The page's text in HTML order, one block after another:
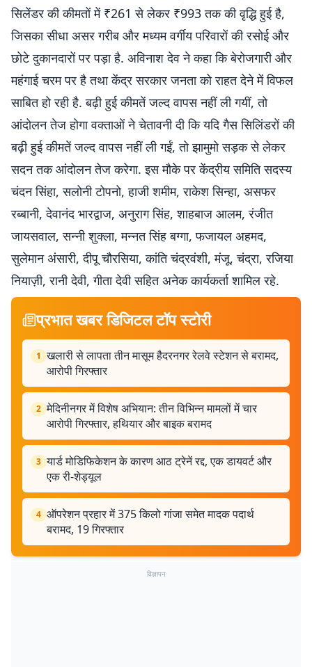
सिलेंडर की कीमतों में ₹261 से लेकर ₹993 तक की वृद्धि हुई है,
जिसका सीधा असर गरीब और मध्यम वर्गीय परिवारों की रसोई और
छोटे दुकानदारों पर पड़ा है. अविनाश देव ने कहा कि बेरोजगारी और
महंगाई चरम पर है तथा केंद्र सरकार जनता को राहत देने में विफल
साबित हो रही है. बढ़ी हुई कीमतें जल्द वापस नहीं ली गयीं, तो
आंदोलन तेज होगा वक्ताओं ने चेतावनी दी कि यदि गैस सिलिंडरों की
बढ़ी हुई कीमतें जल्द वापस नहीं ली गईं, तो झामुमो सड़क से लेकर
सदन तक आंदोलन तेज करेगा. इस मौके पर केंद्रीय समिति सदस्य
चंदन सिंहा, सलोनी टोपनो, हाजी शमीम, राकेश सिन्हा, असफर
रब्बानी, देवानंद भारद्वाज, अनुराग सिंह, शाहबाज आलम, रंजीत
जायसवाल, सन्नी शुक्ला, मन्नत सिंह बग्गा, फजायल अहमद,
सुलेमान अंसारी, दीपू चौरसिया, कांति चंद्रवंशी, मंजू, चंद्रा, रजिया
नियाज़ी, रानी देवी, गीता देवी सहित अनेक कार्यकर्ता शामिल रहे.
प्रभात खबर डिजिटल टॉप स्टोरी
1 खलारी से लापता तीन मासूम हैदरनगर रेलवे स्टेशन से बरामद,
आरोपी गिरफ्तार
2 मेदिनीनगर में विशेष अभियान: तीन विभिन्न मामलों में चार
आरोपी गिरफ्तार, हथियार और बाइक बरामद
3 यार्ड मोडिफिकेशन के कारण आठ ट्रेनें रद्द, एक डायवर्ट और
एक री-शेड्यूल
4 ऑपरेशन प्रहार में 375 किलो गांजा समेत मादक पदार्थ
बरामद, 19 गिरफ्तार
विज्ञापन